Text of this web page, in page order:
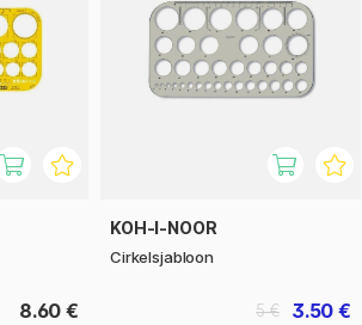
8.60 €
KOH-I-NOOR
Cirkelsjabloon
3.50 €
5 €